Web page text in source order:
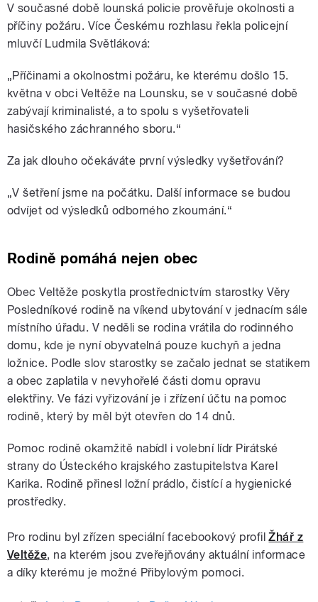
V současné době lounská policie prověřuje okolnosti a
příčiny požáru. Více Českému rozhlasu řekla policejní
mluvčí Ludmila Světláková:
„Příčinami a okolnostmi požáru, ke kterému došlo 15.
května v obci Veltěže na Lounsku, se v současné době
zabývají kriminalisté, a to spolu s vyšetřovateli
hasičského záchranného sboru.“
Za jak dlouho očekáváte první výsledky vyšetřování?
„V šetření jsme na počátku. Další informace se budou
odvíjet od výsledků odborného zkoumání.“
Rodině pomáhá nejen obec
Obec Veltěže poskytla prostřednictvím starostky Věry
Posledníkové rodině na víkend ubytování v jednacím sále
místního úřadu. V neděli se rodina vrátila do rodinného
domu, kde je nyní obyvatelná pouze kuchyň a jedna
ložnice. Podle slov starostky se začalo jednat se statikem
a obec zaplatila v nevyhořelé části domu opravu
elektřiny. Ve fázi vyřizování je i zřízení účtu na pomoc
rodině, který by měl být otevřen do 14 dnů.
Pomoc rodině okamžitě nabídl i volební lídr Pirátské
strany do Ústeckého krajského zastupitelstva Karel
Karika. Rodině přinesl ložní prádlo, čistící a hygienické
prostředky.
Pro rodinu byl zřízen speciální facebookový profilŽhář z
Veltěže, na kterém jsou zveřejňovány aktuální informace
a díky kterému je možné Přibylovým pomoci.